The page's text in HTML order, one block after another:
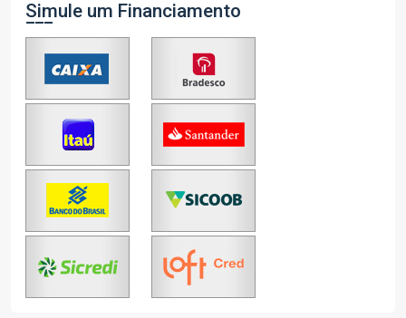
Simule um Financiamento